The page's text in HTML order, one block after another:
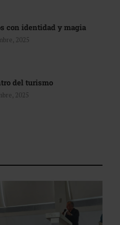
con identidad y magia
2025
del turismo
2025